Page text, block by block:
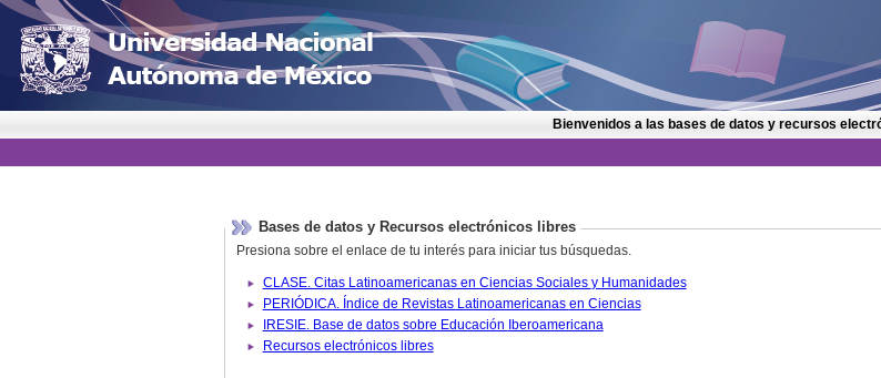
Bienvenidos a las bases de datos y recursos
Bases de datos y Recursos electrónicos libres
Presiona sobre el enlace de tu interés para iniciar tus búsquedas.
CLASE. Citas Latinoamericanas en Ciencias Sociales y Humanidades
PERIÓDICA. Índice de Revistas Latinoamericanas en Ciencias
IRESIE. Base de datos sobre Educación Iberoamericana
Recursos electrónicos libres